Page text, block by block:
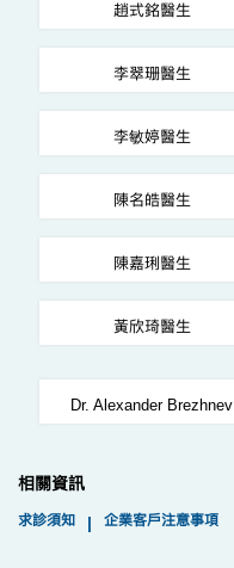
趙式銘醫生
李翠珊醫生
李敏婷醫生
陳名皓醫生
陳嘉琍醫生
黃欣琦醫生
Dr. Alexander Brezhnev
相關資訊
求診須知 | 企業客戶注意事項